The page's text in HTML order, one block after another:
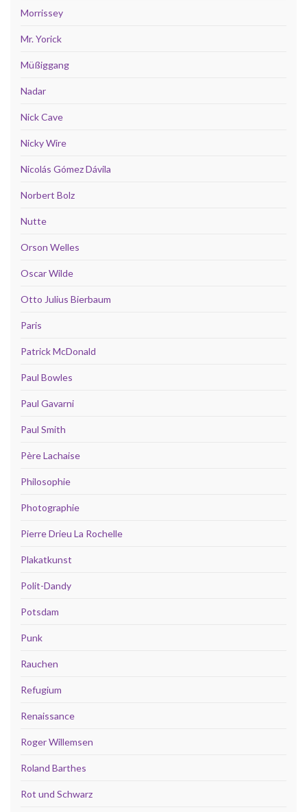
Morrissey
Mr. Yorick
Müßiggang
Nadar
Nick Cave
Nicky Wire
Nicolás Gómez Dávila
Norbert Bolz
Nutte
Orson Welles
Oscar Wilde
Otto Julius Bierbaum
Paris
Patrick McDonald
Paul Bowles
Paul Gavarni
Paul Smith
Père Lachaise
Philosophie
Photographie
Pierre Drieu La Rochelle
Plakatkunst
Polit-Dandy
Potsdam
Punk
Rauchen
Refugium
Renaissance
Roger Willemsen
Roland Barthes
Rot und Schwarz